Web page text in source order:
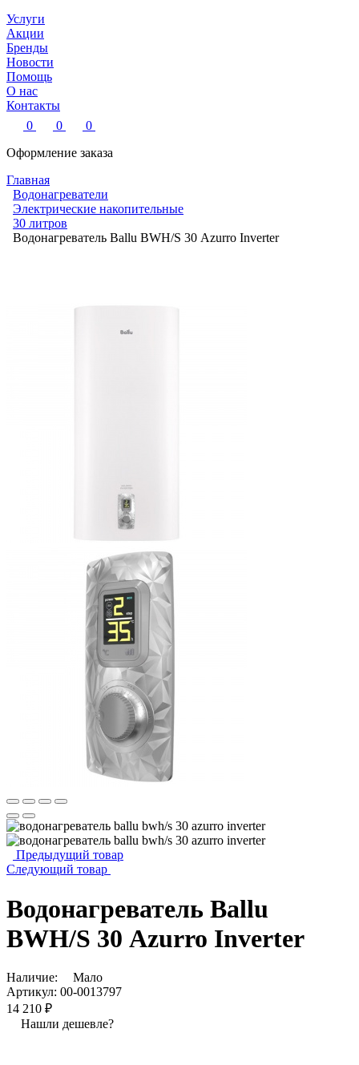
Услуги
Акции
Бренды
Новости
Помощь
О нас
Контакты
0
0
0
Оформление заказа
Главная
Водонагреватели
Электрические накопительные
30 литров
Водонагреватель Ballu BWH/S 30 Azurro Inverter
Предыдущий товар
Следующий товар
Водонагреватель Ballu
BWH/S 30 Azurro Inverter
Наличие:
Мало
Артикул: 00-0013797
14 210 ₽
Нашли дешевле?